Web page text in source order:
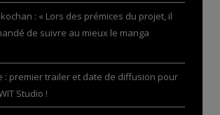
: « Lors des prémices du projet, il
de suivre au mieux le manga
: premier trailer et date de diffusion pour
Studio !